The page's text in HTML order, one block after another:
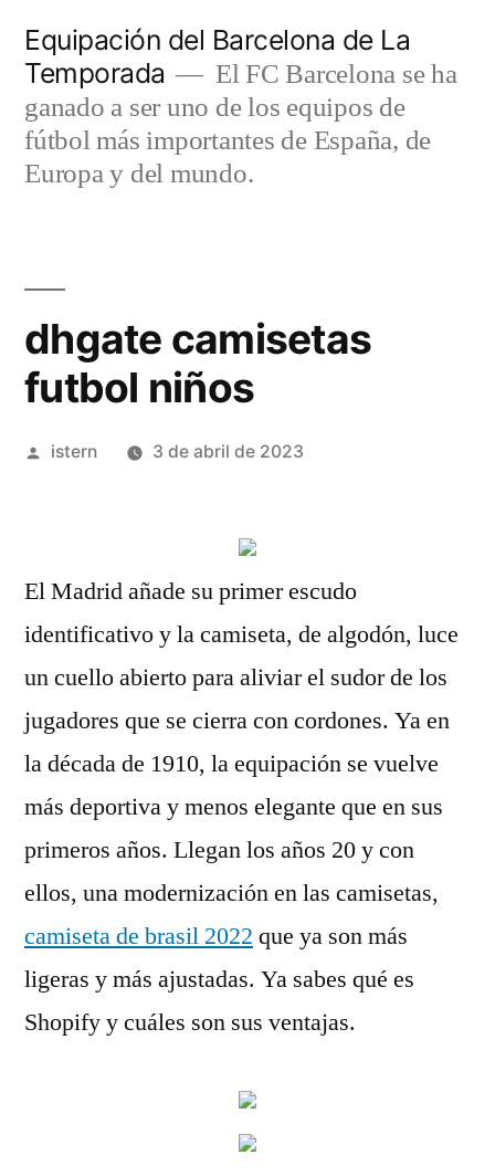
contenido
Equipación del Barcelona de La
Temporada
El FC Barcelona se ha
ganado a ser uno de los equipos de
fútbol más importantes de España, de
Europa y del mundo.
dhgate camisetas
futbol niños
Publicado
istern 3 de abril de 2023
El Madrid añade su primer escudo
identificativo y la camiseta, de algodón, luce
un cuello abierto para aliviar el sudor de los
jugadores que se cierra con cordones. Ya en
la década de 1910, la equipación se vuelve
más deportiva y menos elegante que en sus
primeros años. Llegan los años 20 y con
ellos, una modernización en las camisetas,
camiseta de brasil 2022 que ya son más
ligeras y más ajustadas. Ya sabes qué es
Shopify y cuáles son sus ventajas.